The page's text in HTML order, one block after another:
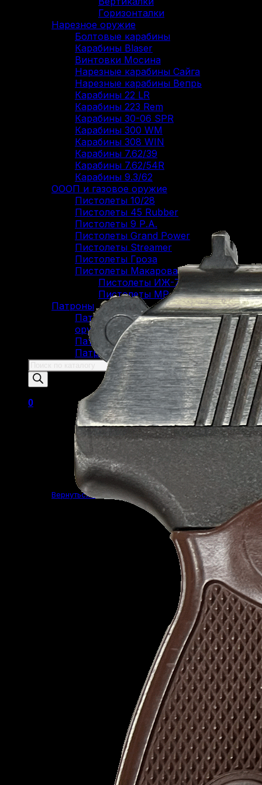
Горизонталки
Нарезное оружие
Болтовые карабины
Карабины Blaser
Винтовки Мосина
Нарезные карабины Сайга
Нарезные карабины Вепрь
Карабины 22 LR
Карабины 223 Rem
Карабины 30-06 SPR
Карабины 300 WM
Карабины 308 WIN
Карабины 7.62/39
Карабины 7.62/54R
Карабины 9.3/62
ОООП и газовое оружие
Пистолеты 10/28
Пистолеты 45 Rubber
Пистолеты 9 Р.А.
Пистолеты Grand Power
Пистолеты Streamer
Пистолеты Гроза
Пистолеты Макарова
Пистолеты ИЖ-79 (МР-79)
Пистолеты МР-80
Патроны
Патроны для гладкоствольного
оружия
Патроны для нарезного оружия
Патроны для ОООП
Поиск
товаров
0
Корзина пуста.
Вернуться в магазин